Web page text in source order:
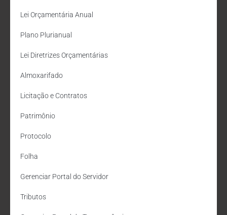
Lei Orçamentária Anual
Plano Plurianual
Lei Diretrizes Orçamentárias
Almoxarifado
Licitação e Contratos
Patrimônio
Protocolo
Folha
Gerenciar Portal do Servidor
Tributos